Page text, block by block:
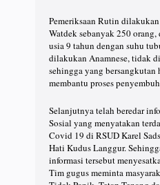
Pemeriksaan Rutin
Watdek sebanyak 250
usia 9 tahun dengan suhu
dilakukan Anamnese, tidak
sehingga yang
membantu proses
Selanjutnya telah beredar
Sosial yang menyatakan
Covid 19 di RSUD Karel
Hati Kudus Langgur.
informasi tersebut
Tim gugus meminta